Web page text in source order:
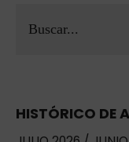
HISTÓRICO DE